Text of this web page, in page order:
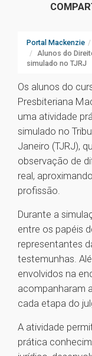
Portal Mackenzie
Alunos do
simulado no TJRJ
Os alunos do
Presbiteriana
uma atividade
simulado no
Janeiro (TJRJ),
observação de
real,
profissão.
Durante a
entre os papéis
representantes
testemunhas.
envolvidos na
acompanharam
cada etapa do
A atividade
prática